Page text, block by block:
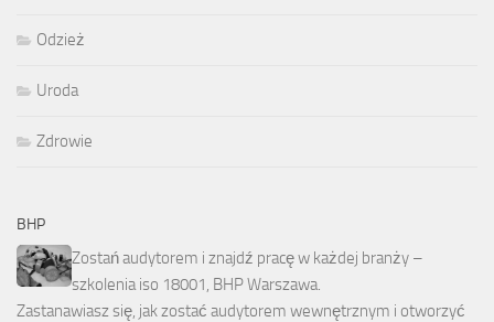
Odzież
Uroda
Zdrowie
BHP
Zostań audytorem i znajdź pracę w każdej branży –
szkolenia iso 18001, BHP Warszawa.
Zastanawiasz się, jak zostać audytorem wewnętrznym i otworzyć